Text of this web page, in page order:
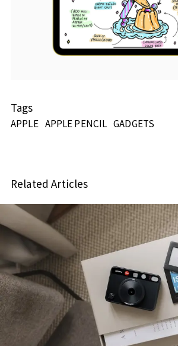
Tags
APPLE APPLE PENCIL GADGETS
Related Articles